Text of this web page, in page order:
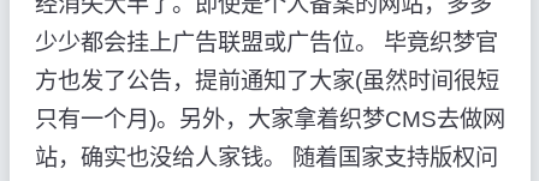
少少都会挂上广告联盟或广告位。 毕竟织梦官
方也发了公告，提前通知了大家(虽然时间很短
只有一个月)。另外，大家拿着织梦CMS去做网
站，确实也没给人家钱。 随着国家支持版权问